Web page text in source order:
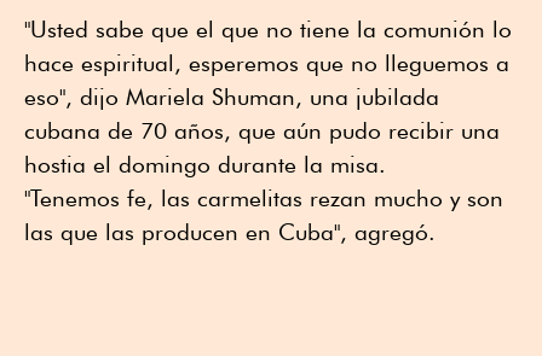
"Usted sabe que el que no tiene la comunión lo
hace espiritual, esperemos que no lleguemos a
eso", dijo Mariela Shuman, una jubilada
cubana de 70 años, que aún pudo recibir una
hostia el domingo durante la misa.
"Tenemos fe, las carmelitas rezan mucho y son
las que las producen en Cuba", agregó.